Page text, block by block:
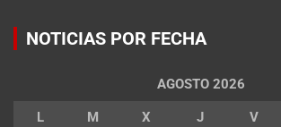
NOTICIAS POR FECHA
AGOSTO 2026
L M X J V